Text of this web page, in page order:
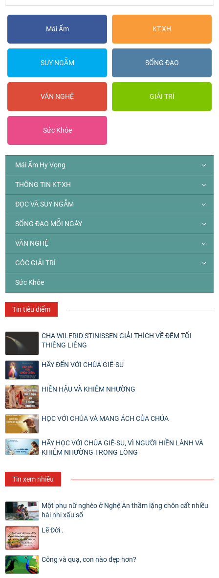
Mái Ấm KT-XH
SUY NGẪM SỐNG ĐẠO
VĂN NGHỆ GIẢI TRÍ
Sức Khỏe
Mái Ấm Hy Vọng
THÔNG TIN KT-XH
ĐỌC VÀ SUY NGẪM
SỐNG ĐẠO MỖI NGÀY
VĂN NGHỆ
GÓC GIẢI TRÍ
Sức Khỏe
Tin tiêu điểm
CHA WILFRID STINISSEN GIẢI THÍCH VỀ ĐÊM TỐI
THIÊNG LIÊNG
HÃY ĐẾN VỚI CHÚA GIÊ-SU
HIỀN HẬU VÀ KHIÊM NHƯỜNG
HỌC VỚI CHÚA VÀ MANG ÁCH CỦA CHÚA
HÃY HỌC VỚI CHÚA GIÊ-SU, VÌ NGƯỜI HIỀN LÀNH VÀ
KHIÊM NHƯỜNG TRONG LÒNG
Tin xem nhiều
Một phụ nữ nghèo ở Nghệ An thầm lặng chôn cất nhiều
hài nhi xấu số
Lẽ Đời .
Công và quạ, con nào đẹp hơn?